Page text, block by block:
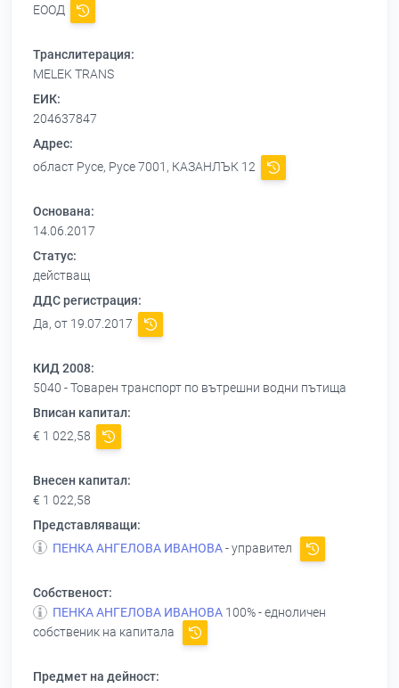
ЕООД
Транслитерация:
MELEK TRANS
ЕИК:
204637847
Адрес:
област Русе, Русе 7001, КАЗАНЛЪК 12
Основана:
14.06.2017
Статус:
действащ
ДДС регистрация:
Да, от 19.07.2017
КИД 2008:
5040 - Товарен транспорт по вътрешни водни пътища
Вписан капитал:
€ 1 022,58
Внесен капитал:
€ 1 022,58
Представляващи:
ПЕНКА АНГЕЛОВА ИВАНОВА- управител
Собственост:
ПЕНКА АНГЕЛОВА ИВАНОВА 100% - едноличен
собственик на капитала
Предмет на дейност: